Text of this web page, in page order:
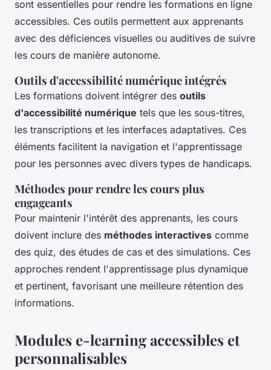
sont essentielles pour rendre les formations en ligne
accessibles. Ces outils permettent aux apprenants
avec des déficiences visuelles ou auditives de suivre
les cours de manière autonome.
Outils d'accessibilité numérique intégrés
Les formations doivent intégrer des outils
d'accessibilité numérique tels que les sous-titres,
les transcriptions et les interfaces adaptatives. Ces
éléments facilitent la navigation et l'apprentissage
pour les personnes avec divers types de handicaps.
Méthodes pour rendre les cours plus
engageants
Pour maintenir l'intérêt des apprenants, les cours
doivent inclure des méthodes interactives comme
des quiz, des études de cas et des simulations. Ces
approches rendent l'apprentissage plus dynamique
et pertinent, favorisant une meilleure rétention des
informations.
Modules e-learning accessibles et
personnalisables